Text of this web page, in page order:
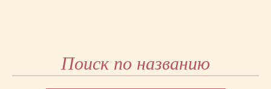
Поиск по названию